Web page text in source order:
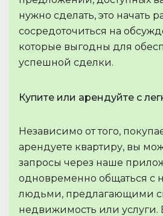
нужно сделать, это начать
сосредоточиться на
которые выгодны для
успешной сделки.
Купите или арендуйте с
Независимо от того,
арендуете квартиру, вы
запросы через наше
одновременно общаться с
людьми, предлагающими
недвижимость или услуги.